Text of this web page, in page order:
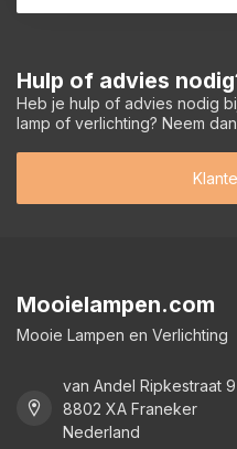
Hulp of advies
Heb je hulp of advies nodig
lamp of verlichting? Neem
Mooielampen.com
Mooie Lampen en Verlichting
van Andel Ripkestraat 9
8802 XA Franeker
Nederland